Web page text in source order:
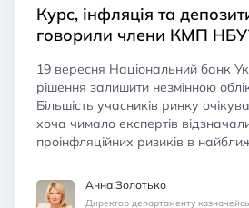
Курс, інфляція та
говорили члени КМП
19 вересня Національний банк
рішення залишити незмінною
Більшість учасників ринку
хоча чимало експертів
проінфляційних ризиків в
Анна Золотько
Директор департаменту